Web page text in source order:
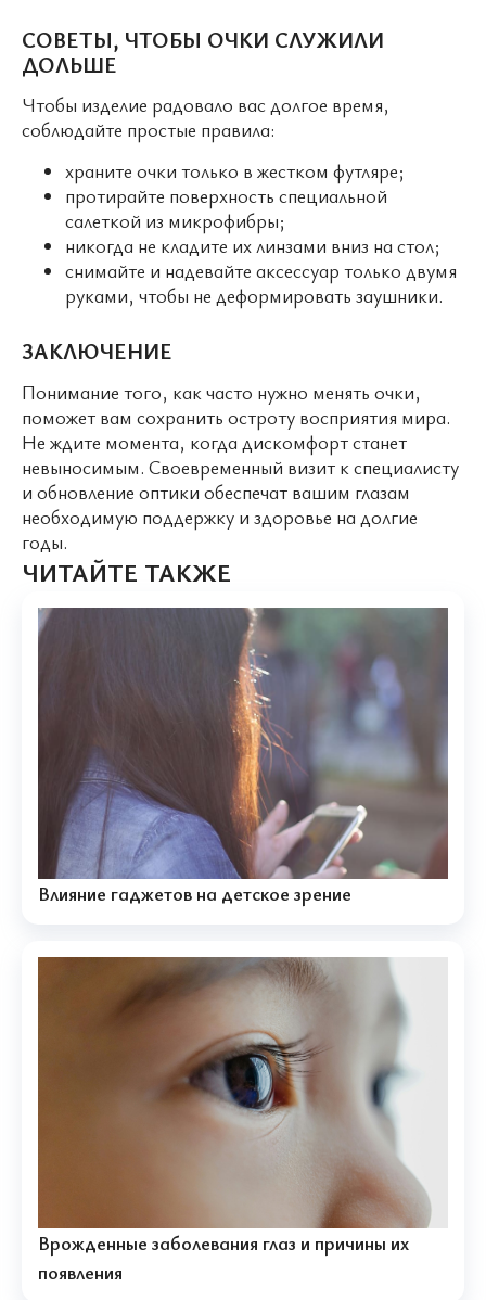
СОВЕТЫ, ЧТОБЫ ОЧКИ СЛУЖИЛИ
ДОЛЬШЕ
Чтобы изделие радовало вас долгое время,
соблюдайте простые правила:
храните очки только в жестком футляре;
протирайте поверхность специальной
салеткой из микрофибры;
никогда не кладите их линзами вниз на стол;
снимайте и надевайте аксессуар только двумя
руками, чтобы не деформировать заушники.
ЗАКЛЮЧЕНИЕ
Понимание того, как часто нужно менять очки,
поможет вам сохранить остроту восприятия мира.
Не ждите момента, когда дискомфорт станет
невыносимым. Своевременный визит к специалисту
и обновление оптики обеспечат вашим глазам
необходимую поддержку и здоровье на долгие
годы.
ЧИТАЙТЕ ТАКЖЕ
Влияние гаджетов на детское зрение
Врожденные заболевания глаз и причины их
появления